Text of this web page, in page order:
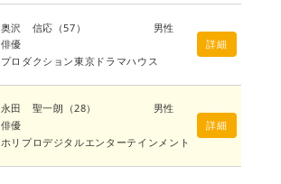
奥沢 信応 （57）
男性
俳優
プロダクション東京ドラマハウス
詳細
永田 聖一朗 （28）
男性
俳優
ホリプロデジタルエンターテインメント
詳細